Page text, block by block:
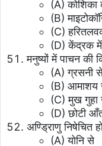
(A) कोशिका
(B)
(C)
(D) केंद्रक में
मनुष्यों में पाचन की
(A) ग्रसनी
(B) आमाशय
(C) मुख गुहा
(D) छोटी
अण्ड्रिाणु
(A) योनि से